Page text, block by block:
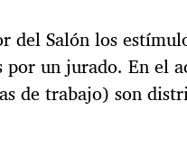
del Salón los
un jurado. En el
de trabajo) son